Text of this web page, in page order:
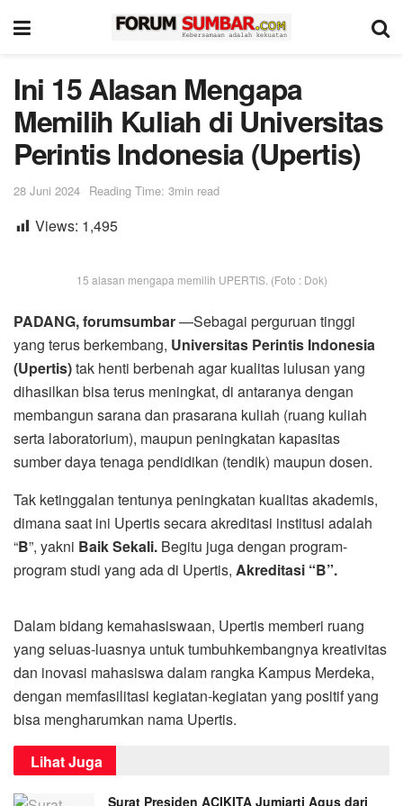
Ini 15 Alasan Mengapa
Memilih Kuliah di Universitas
Perintis Indonesia (Upertis)
28 Juni 2024 Reading Time: 3min read
Views: 1,495
15 alasan mengapa memilih UPERTIS. (Foto : Dok)
PADANG, forumsumbar—Sebagai perguruan tinggi
yang terus berkembang, Universitas Perintis Indonesia
(Upertis)tak henti berbenah agar kualitas lulusan yang
dihasilkan bisa terus meningkat, di antaranya dengan
membangun sarana dan prasarana kuliah (ruang kuliah
serta laboratorium), maupun peningkatan kapasitas
sumber daya tenaga pendidikan (tendik) maupun dosen.
Tak ketinggalan tentunya peningkatan kualitas akademis,
dimana saat ini Upertis secara akreditasi institusi adalah
“B”, yakni Baik Sekali. Begitu juga dengan program-
program studi yang ada di Upertis, Akreditasi “B”.
Dalam bidang kemahasiswaan, Upertis memberi ruang
yang seluas-luasnya untuk tumbuhkembangnya kreativitas
dan inovasi mahasiswa dalam rangka Kampus Merdeka,
dengan memfasilitasi kegiatan-kegiatan yang positif yang
bisa mengharumkan nama Upertis.
Lihat Juga
Surat Presiden ACIKITA Jumiarti Agus dari